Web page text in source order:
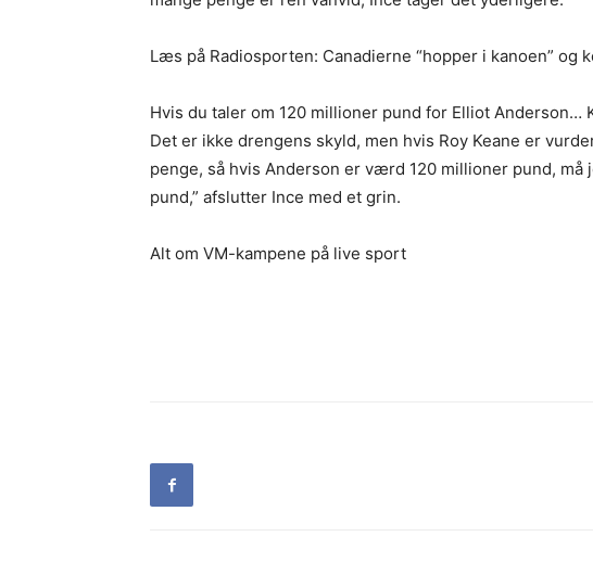
Læs på Radiosporten: Canadierne “hopper i kanoen” og
Hvis du taler om 120 millioner pund for Elliot Anderson…
Det er ikke drengens skyld, men hvis Roy Keane er
penge, så hvis Anderson er værd 120 millioner pund,
pund,” afslutter Ince med et grin.
Alt om VM-kampene på live sport